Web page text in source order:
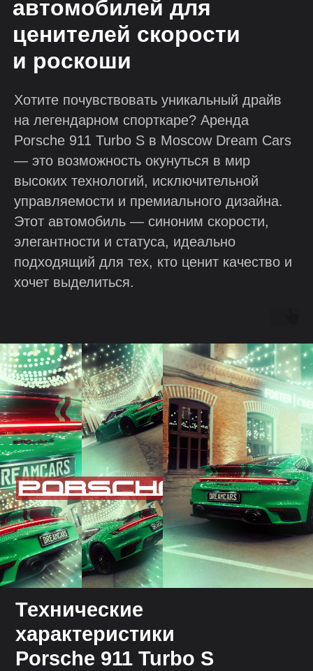
автомобилей для
ценителей скорости
и роскоши
Хотите почувствовать уникальный драйв
на легендарном спорткаре? Аренда
Porsche 911 Turbo S в Moscow Dream Cars
— это возможность окунуться в мир
высоких технологий, исключительной
управляемости и премиального дизайна.
Этот автомобиль — синоним скорости,
элегантности и статуса, идеально
подходящий для тех, кто ценит качество и
хочет выделиться.
Технические
характеристики
Porsche 911 Turbo S